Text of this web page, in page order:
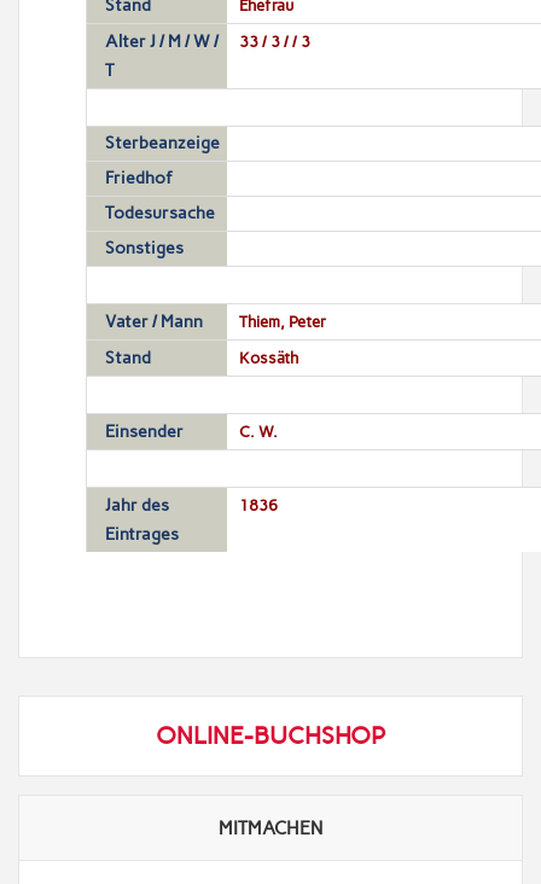
Stand
Ehefrau
Alter J / M / W /
T
33 / 3 / / 3
Sterbeanzeige
Friedhof
Todesursache
Sonstiges
Vater / Mann Thiem, Peter
Stand Kossäth
Einsender C. W.
Jahr des
Eintrages
1836
ONLINE-BUCHSHOP
MITMACHEN